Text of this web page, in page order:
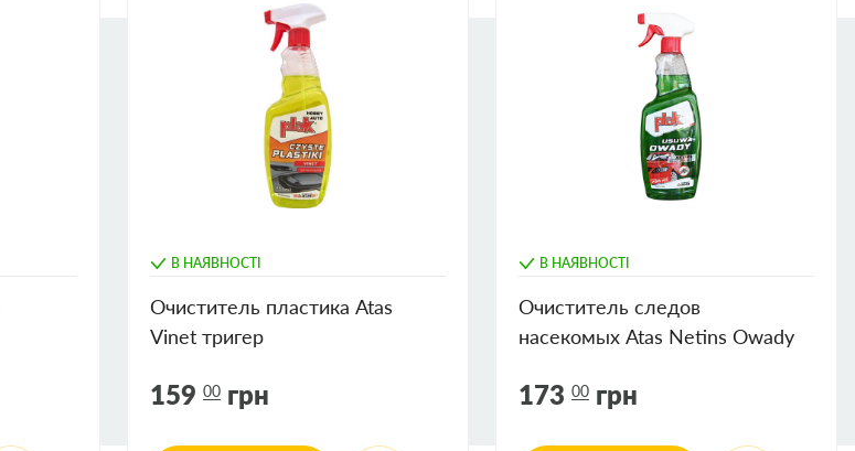
В НАЯВНОСТІ
Очиститель пластика Atas
Vinet тригер
159 00 грн
В НАЯВНОСТІ
Очиститель следов
насекомых Atas Netins Owady
173 00 грн